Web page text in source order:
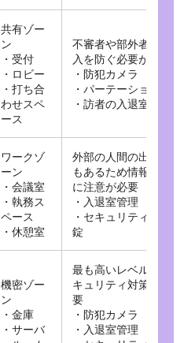
共有ゾー
ン
・受付
・ロビー
・打ち合
わせスペ
ース
不審者や部外者の侵
入を防ぐ必要がある
・防犯カメラ
・パーテーション
・訪者の入退室管理
ワークゾ
ーン
・会議室
・執務ス
ペース
・休憩室
外部の人間の出入り
もあるため情報漏洩
に注意が必要
・入退室管理
・セキュリティ電気
錠
機密ゾー
ン
・金庫
・サーバ
最も高いレベルのセ
キュリティ対策が必
要
・防犯カメラ
・入退室管理